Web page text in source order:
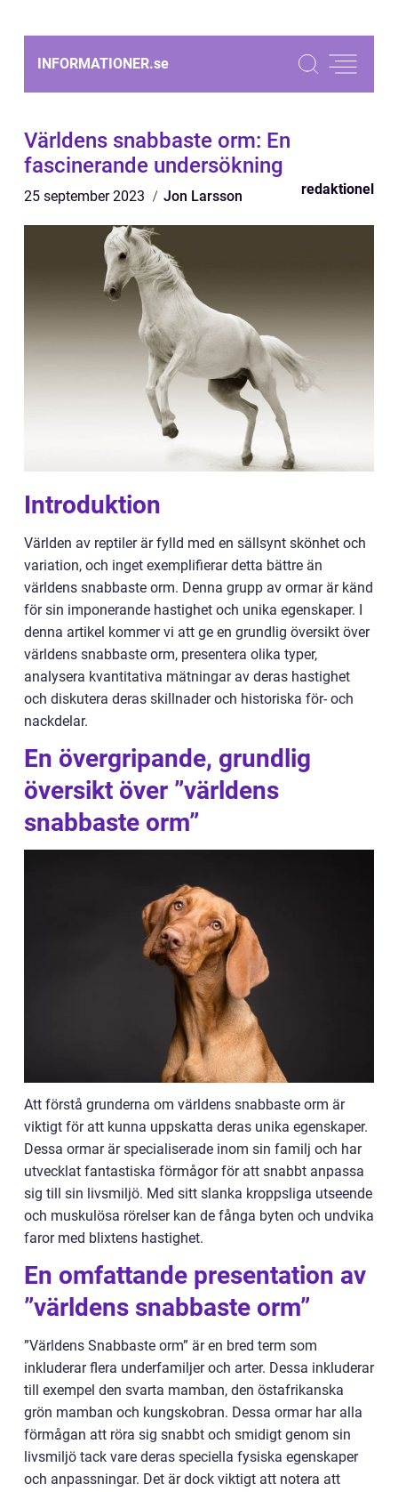
INFORMATIONER.se
Världens snabbaste orm: En
fascinerande undersökning
25 september 2023 Jon Larsson redaktionel
Introduktion
Världen av reptiler är fylld med en sällsynt skönhet och
variation, och inget exemplifierar detta bättre än
världens snabbaste orm. Denna grupp av ormar är känd
för sin imponerande hastighet och unika egenskaper. I
denna artikel kommer vi att ge en grundlig översikt över
världens snabbaste orm, presentera olika typer,
analysera kvantitativa mätningar av deras hastighet
och diskutera deras skillnader och historiska för- och
nackdelar.
En övergripande, grundlig
översikt över ”världens
snabbaste orm”
Att förstå grunderna om världens snabbaste orm är
viktigt för att kunna uppskatta deras unika egenskaper.
Dessa ormar är specialiserade inom sin familj och har
utvecklat fantastiska förmågor för att snabbt anpassa
sig till sin livsmiljö. Med sitt slanka kroppsliga utseende
och muskulösa rörelser kan de fånga byten och undvika
faror med blixtens hastighet.
En omfattande presentation av
”världens snabbaste orm”
”Världens Snabbaste orm” är en bred term som
inkluderar flera underfamiljer och arter. Dessa inkluderar
till exempel den svarta mamban, den östafrikanska
grön mamban och kungskobran. Dessa ormar har alla
förmågan att röra sig snabbt och smidigt genom sin
livsmiljö tack vare deras speciella fysiska egenskaper
och anpassningar. Det är dock viktigt att notera att